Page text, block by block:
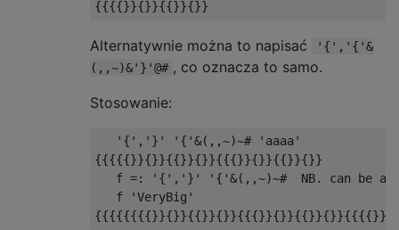
Alternatywnie można to napisać
'{','{'&
(,,~)&'}'@# , co oznacza to samo.
Stosowanie:
   '{','}' '{'&(,,~)~# 'aaaa'
{{{{{}}{}}{{}}{}}{{{}}{}}{{}}{}}
f =: '{','}' '{'&(,,~)~#  NB. can be
   f 'VeryBig'